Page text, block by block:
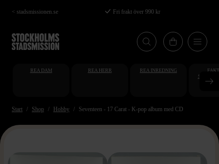
Hoppa
till
huvudinnehåll
< stadsmissionen.se Fri frakt över 990 kr
REA DAM REA HERR REA INREDNING
Start Shop Hobby Seventeen - 17 Carat - K-pop album med CD